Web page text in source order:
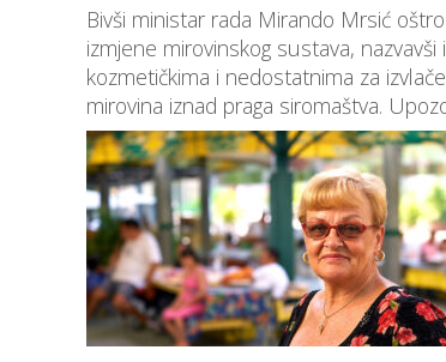
Bivši ministar rada Mirando Mrsić
izmjene mirovinskog sustava, nazvavši
kozmetičkima i nedostatnima za
mirovina iznad praga siromaštva.